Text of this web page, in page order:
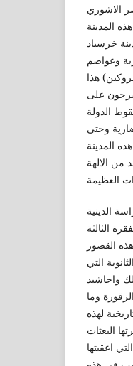
الاشوري
المدينة
خرسباد
وعواصم
هذا
سرجون على
الدولة
وحتى
المدينة
الالهة
الدينية
الثالثة
القصور
التي
واحاشيد
وما
لهذه
البعثات
التي اعقبتها